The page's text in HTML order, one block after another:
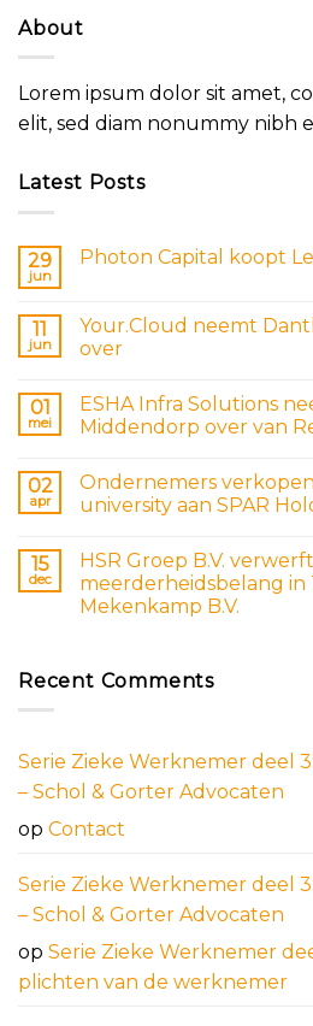
About
Lorem ipsum dolor sit amet,
elit, sed diam nonummy nibh
Latest Posts
29
jun
Photon Capital koopt
11
jun
Your.Cloud neemt
over
01
mei
ESHA Infra Solutions
Middendorp over van
02
apr
Ondernemers
university aan SPAR
15
dec
HSR Groep B.V. verwerft
meerderheidsbelang in
Mekenkamp B.V.
Recent Comments
Serie Zieke Werknemer deel
– Schol & Gorter Advocaten
op Contact
Serie Zieke Werknemer deel
– Schol & Gorter Advocaten
op Serie Zieke Werknemer
plichten van de werknemer